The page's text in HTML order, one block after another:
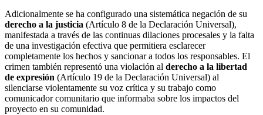
Adicionalmente se ha configurado una sistemática negación de su
derecho a la justicia (Artículo 8 de la Declaración Universal),
manifestada a través de las continuas dilaciones procesales y la falta
de una investigación efectiva que permitiera esclarecer
completamente los hechos y sancionar a todos los responsables. El
crimen también representó una violación al derecho a la libertad
de expresión (Artículo 19 de la Declaración Universal) al
silenciarse violentamente su voz crítica y su trabajo como
comunicador comunitario que informaba sobre los impactos del
proyecto en su comunidad.